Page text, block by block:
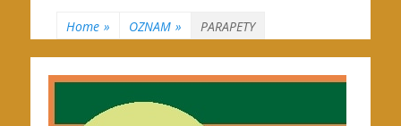
Home » OZNAM » PARAPETY